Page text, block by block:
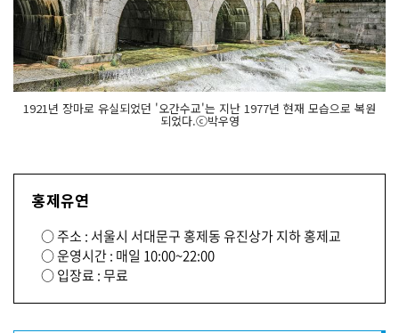
1921년 장마로 유실되었던 '오간수교'는 지난 1977년 현재 모습으로 복원
되었다.ⓒ박우영
홍제유연
○ 주소 : 서울시 서대문구 홍제동 유진상가 지하 홍제교
○ 운영시간 : 매일 10:00~22:00
○ 입장료 : 무료